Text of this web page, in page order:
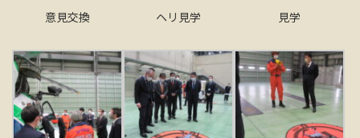
意見交換 ヘリ見学 見学